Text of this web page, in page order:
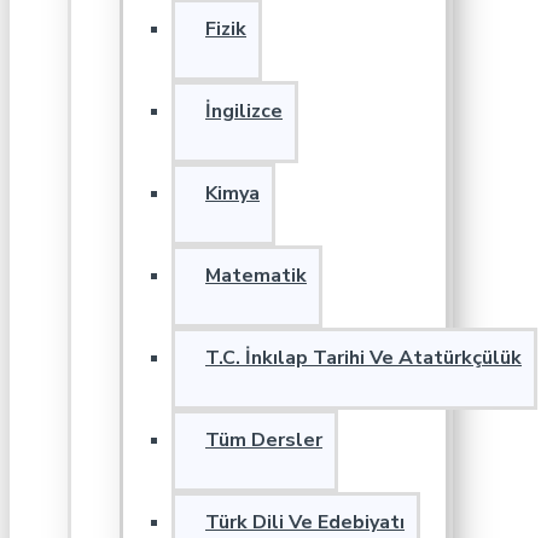
Fizik
İngilizce
Kimya
Matematik
T.C. İnkılap Tarihi Ve Atatürkçülük
Tüm Dersler
Türk Dili Ve Edebiyatı